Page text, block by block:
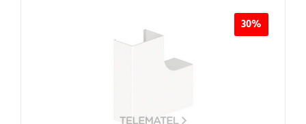
30%